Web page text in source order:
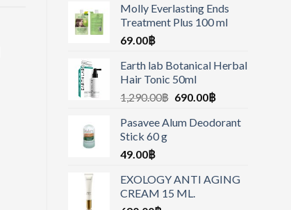
Molly Everlasting Ends
Treatment Plus 100 ml
69.00฿
Earth lab Botanical Herbal
Hair Tonic 50ml
1,290.00฿ 690.00฿
Pasavee Alum Deodorant
Stick 60 g
49.00฿
EXOLOGY ANTI AGING
CREAM 15 ML.